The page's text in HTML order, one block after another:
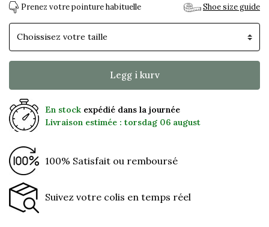
Prenez votre pointure habituelle Shoe size guide
Skostørrelse
Legg i kurv
En stock expédié dans la journée
Livraison estimée : torsdag 06 august
100% Satisfait ou remboursé
Suivez votre colis en temps réel